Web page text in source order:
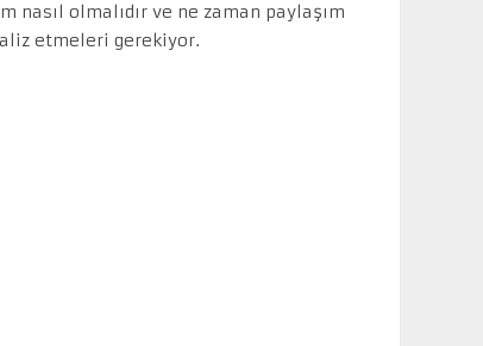
olmalıdır ve ne zaman paylaşım
etmeleri gerekiyor.